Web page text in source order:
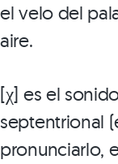
el velo del
aire.
[χ] es el
septentrional
pronunciarlo,